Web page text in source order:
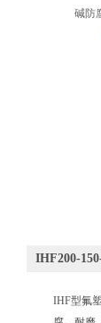
IHF200-
IHF型氟